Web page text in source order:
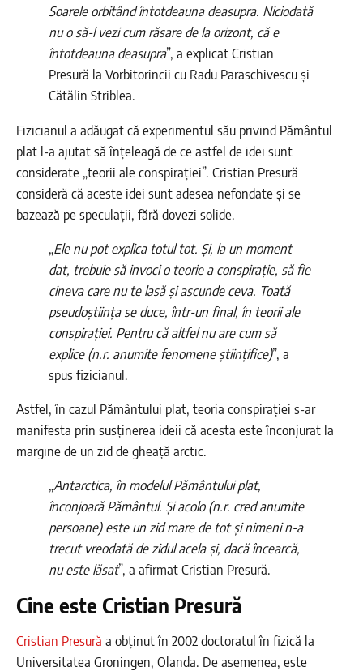
Soarele orbitând întotdeauna deasupra. Niciodată
nu o să-l vezi cum răsare de la orizont, că e
întotdeauna deasupra”, a explicat Cristian
Presură la Vorbitorincii cu Radu Paraschivescu și
Cătălin Striblea.
Fizicianul a adăugat că experimentul său privind Pământul
plat l-a ajutat să înțeleagă de ce astfel de idei sunt
considerate „teorii ale conspirației”. Cristian Presură
consideră că aceste idei sunt adesea nefondate și se
bazează pe speculații, fără dovezi solide.
„Ele nu pot explica totul tot. Și, la un moment
dat, trebuie să invoci o teorie a conspirație, să fie
cineva care nu te lasă și ascunde ceva. Toată
pseudoștiința se duce, într-un final, în teorii ale
conspirației. Pentru că altfel nu are cum să
explice (n.r. anumite fenomene științifice)”, a
spus fizicianul.
Astfel, în cazul Pământului plat, teoria conspirației s-ar
manifesta prin susținerea ideii că acesta este înconjurat la
margine de un zid de gheață arctic.
„Antarctica, în modelul Pământului plat,
înconjoară Pământul. Și acolo (n.r. cred anumite
persoane) este un zid mare de tot și nimeni n-a
trecut vreodată de zidul acela și, dacă încearcă,
nu este lăsat”, a afirmat Cristian Presură.
Cine este Cristian Presură
Cristian Presură a obținut în 2002 doctoratul în fizică la
Universitatea Groningen, Olanda. De asemenea, este